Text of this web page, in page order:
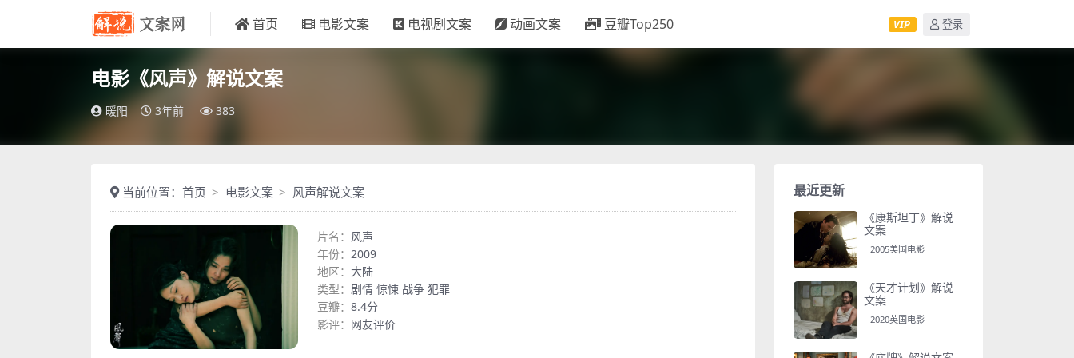
首页 电影文案 电视剧文案 动画文案 豆瓣Top250 VIP 登录
电影《风声》解说文案
暖阳 3年前 383
当前位置： 首页 电影文案 风声解说文案
片名： 风声
年份： 2009
地区： 大陆
类型： 剧情 惊悚 战争 犯罪
豆瓣： 8.4分
影评： 网友评价
最近更新
《康斯坦丁》解说
文案
2005美国电影
《天才计划》解说
文案
2020英国电影